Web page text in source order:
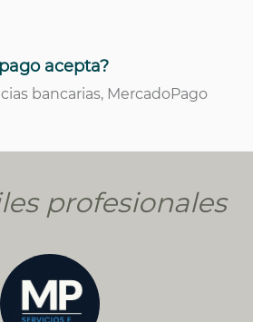
acepta?
bancarias, MercadoPago
profesionales